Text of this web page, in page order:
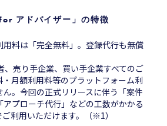
アドバイザー」の特徴
料は「完全無料」。登録代行も無償
、売り手企業、買い手企業すべてのご
月額利用料等のプラットフォーム利
。今回の正式リリースに伴う「案件
プローチ代行」などの工数がかかる
利用いただけます。（※1）